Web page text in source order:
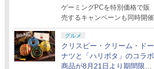
ゲーミングPCを特別価格で販
売するキャンペーンも同時開催
グルメ
クリスピー・クリーム・ドー
ナツと「ハリポタ」のコラボ
商品が8月21日より期間限定